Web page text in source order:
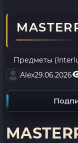
Предметы
Alex29.06.2026